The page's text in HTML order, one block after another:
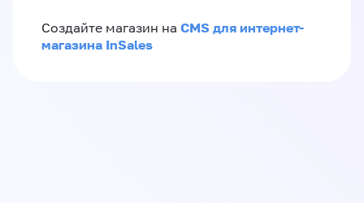
Создайте магазин на CMS для интернет-
магазина InSales